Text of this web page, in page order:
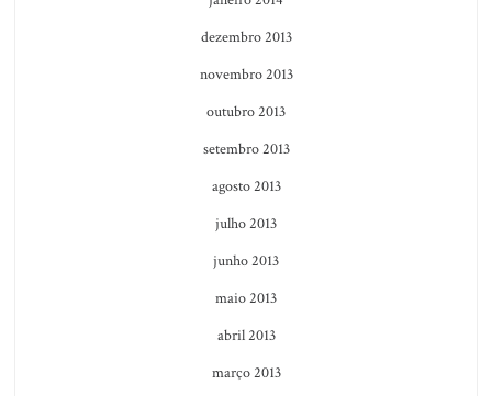
dezembro 2013
novembro 2013
outubro 2013
setembro 2013
agosto 2013
julho 2013
junho 2013
maio 2013
abril 2013
março 2013